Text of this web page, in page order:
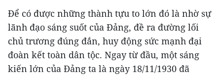
Để có được những thành tựu to lớn đó là nhờ sự
lãnh đạo sáng suốt của Đảng, đề ra đường lối
chủ trương đúng đắn, huy động sức mạnh đại
đoàn kết toàn dân tộc. Ngay từ đầu, một sáng
kiến lớn của Đảng ta là ngày 18/11/1930 đã